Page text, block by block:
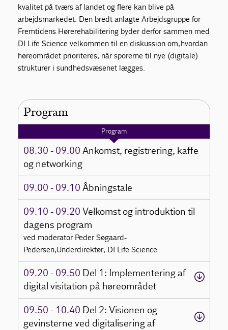
kvalitet på tværs af landet og flere kan blive på
arbejdsmarkedet. Den bredt anlagte Arbejdsgruppe for
Fremtidens Hørerehabilitering byder derfor sammen med
DI Life Science velkommen til en diskussion om, hvordan
høreområdet prioriteres, når sporerne til nye (digitale)
strukturer i sundhedsvæsenet lægges.
Program
Program
08.30 - 09.00 Ankomst, registrering, kaffe
og networking
09.00 - 09.10 Åbningstale
09.10 - 09.20 Velkomst og introduktion til
dagens program
ved moderator Peder Søgaard-
Pedersen,Underdirektør, DI Life Science
09.20 - 09.50 Del 1: Implementering af
digital visitation på høreområdet
09.50 - 10.40 Del 2: Visionen og
gevinsterne ved digitalisering af